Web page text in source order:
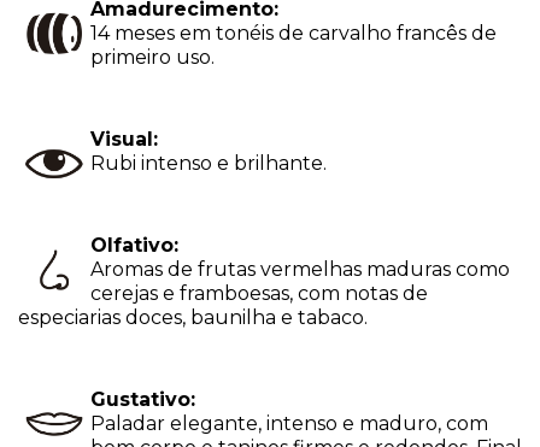
Amadurecimento:
14 meses em tonéis de carvalho francês de
primeiro uso.
Visual:
Rubi intenso e brilhante.
Olfativo:
Aromas de frutas vermelhas maduras como
cerejas e framboesas, com notas de
especiarias doces, baunilha e tabaco.
Gustativo:
Paladar elegante, intenso e maduro, com